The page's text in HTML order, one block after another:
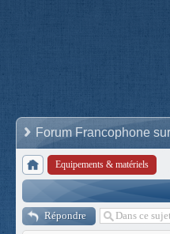
Forum Francophone
Equipements & matériels
Répondre